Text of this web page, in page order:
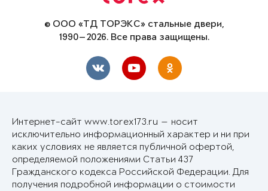
© ООО «ТД ТОРЭКС» стальные двери,
1990—2026. Все права защищены.
Интернет-сайт www.torex173.ru — носит
исключительно информационный характер и ни при
каких условиях не является публичной офертой,
определяемой положениями Статьи 437
Гражданского кодекса Российской Федерации. Для
получения подробной информации о стоимости